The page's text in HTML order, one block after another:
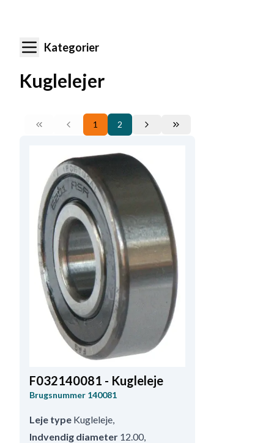
Kategorier
Kuglelejer
1 2
F032140081 - Kugleleje
Brugsnummer 140081
Leje type Kugleleje
Indvendig diameter 12.00,